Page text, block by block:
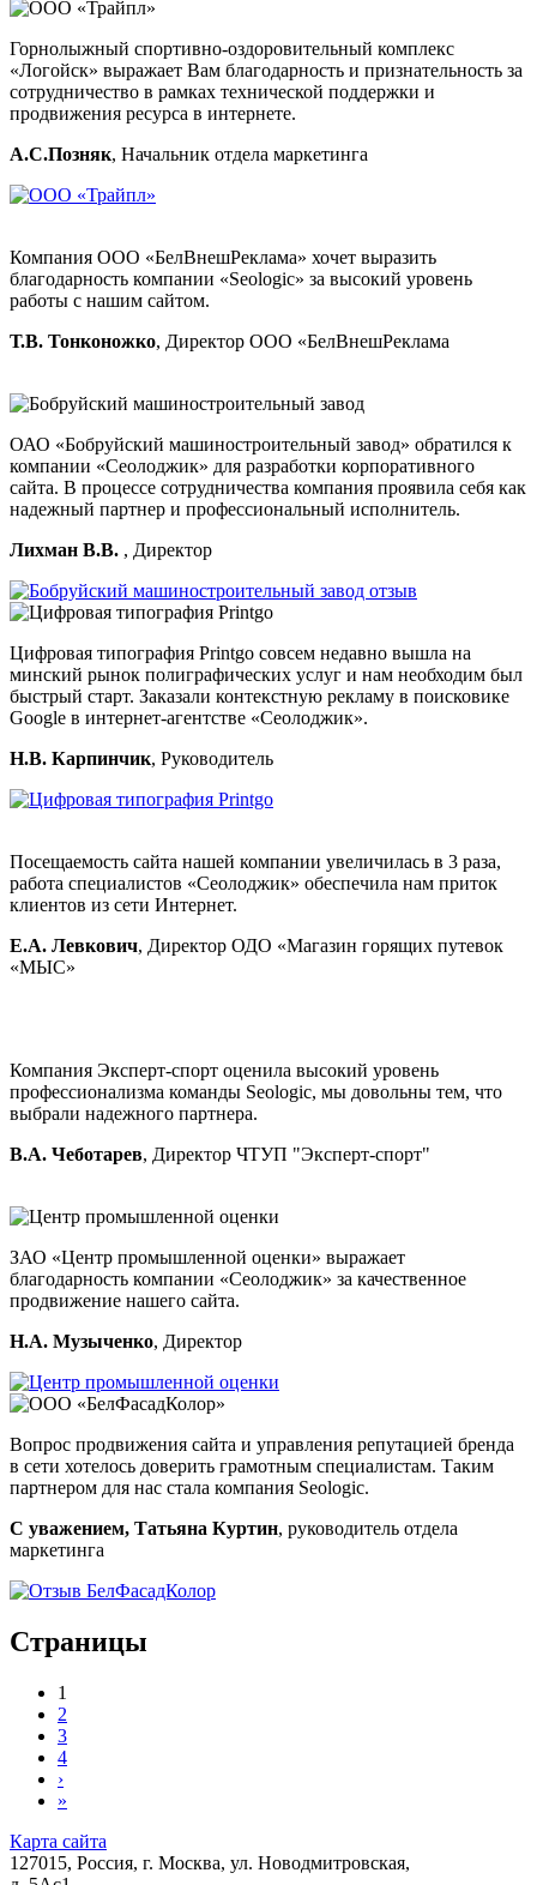
Горнолыжный спортивно-оздоровительный комплекс
«Логойск» выражает Вам благодарность и признательность за
сотрудничество в рамках технической поддержки и
продвижения ресурса в интернете.
А.С.Позняк, Начальник отдела маркетинга
Компания ООО «БелВнешРеклама» хочет выразить
благодарность компании «Seologic» за высокий уровень
работы с нашим сайтом.
Т.В. Тонконожко, Директор ООО «БелВнешРеклама
ОАО «Бобруйский машиностроительный завод» обратился к
компании «Сеолоджик» для разработки корпоративного
сайта. В процессе сотрудничества компания проявила себя как
надежный партнер и профессиональный исполнитель.
Лихман В.В. , Директор
Цифровая типография Printgo совсем недавно вышла на
минский рынок полиграфических услуг и нам необходим был
быстрый старт. Заказали контекстную рекламу в поисковике
Google в интернет-агентстве «Сеолоджик».
Н.В. Карпинчик, Руководитель
Посещаемость сайта нашей компании увеличилась в 3 раза,
работа специалистов «Сеолоджик» обеспечила нам приток
клиентов из сети Интернет.
Е.А. Левкович, Директор ОДО «Магазин горящих путевок
«МЫС»
Компания Эксперт-спорт оценила высокий уровень
профессионализма команды Seologic, мы довольны тем, что
выбрали надежного партнера.
В.А. Чеботарев, Директор ЧТУП "Эксперт-спорт"
ЗАО «Центр промышленной оценки» выражает
благодарность компании «Сеолоджик» за качественное
продвижение нашего сайта.
Н.А. Музыченко, Директор
Вопрос продвижения сайта и управления репутацией бренда
в сети хотелось доверить грамотным специалистам. Таким
партнером для нас стала компания Seologic.
С уважением, Татьяна Куртин, руководитель отдела
маркетинга
Страницы
1
2
3
4
›
»
Карта сайта
127015, Россия, г. Москва, ул. Новодмитровская,